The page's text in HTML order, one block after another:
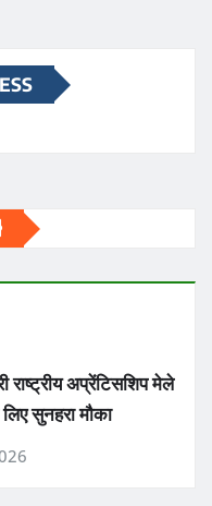
राष्ट्रीय अप्रेंटिसशिप मेले
सुनहरा मौका